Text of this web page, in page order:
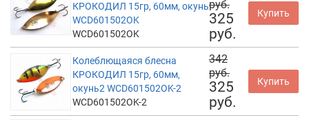
КРОКОДИЛ 15гр, 60мм, окунь
WCD601502OK
WCD601502OK
руб.
325
руб.
Купить
Колеблющаяся блесна
КРОКОДИЛ 15гр, 60мм,
окунь2 WCD601502OK-2
WCD601502OK-2
342
руб.
325
руб.
Купить